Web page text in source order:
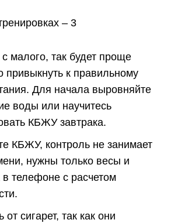
малого, так будет проще
привыкнуть к правильному
Для начала выровняйте
воды или научитесь
КБЖУ завтрака.
КБЖУ, контроль не занимает
нужны только весы и
телефоне с расчетом
от сигарет, так как они